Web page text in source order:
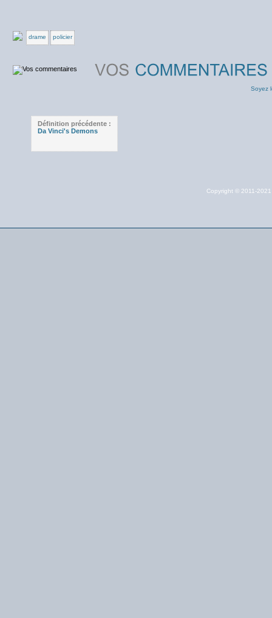
drame policier
Soyez
Définition précédente :
Da Vinci's Demons
Copyright © 2011-